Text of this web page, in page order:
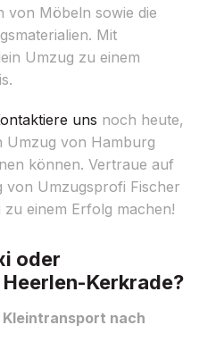
von Möbeln sowie die
Mit
Umzug zu einem
uns noch heute,
Umzug von Hamburg
können. Vertraue auf
von Umzugsprofi Fischer
einem Erfolg machen!
oder
Kerkrade?
nach